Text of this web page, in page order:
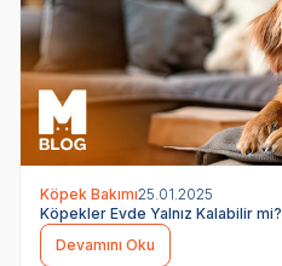
Köpek Bakımı25.01.2025
Köpekler Evde Yalnız Kalabilir mi?
Devamını Oku